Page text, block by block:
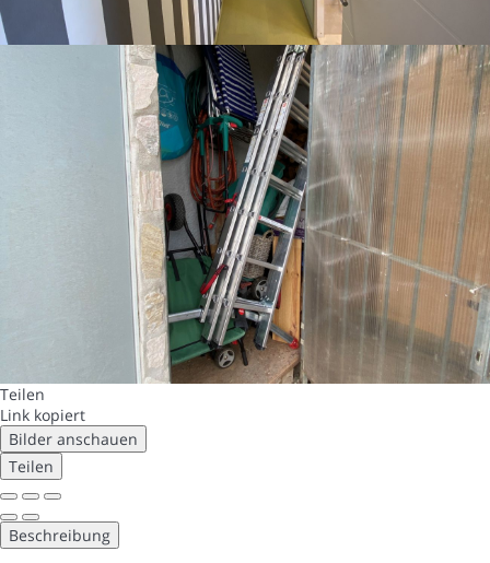
Teilen
Link kopiert
Bilder anschauen
Teilen
Beschreibung